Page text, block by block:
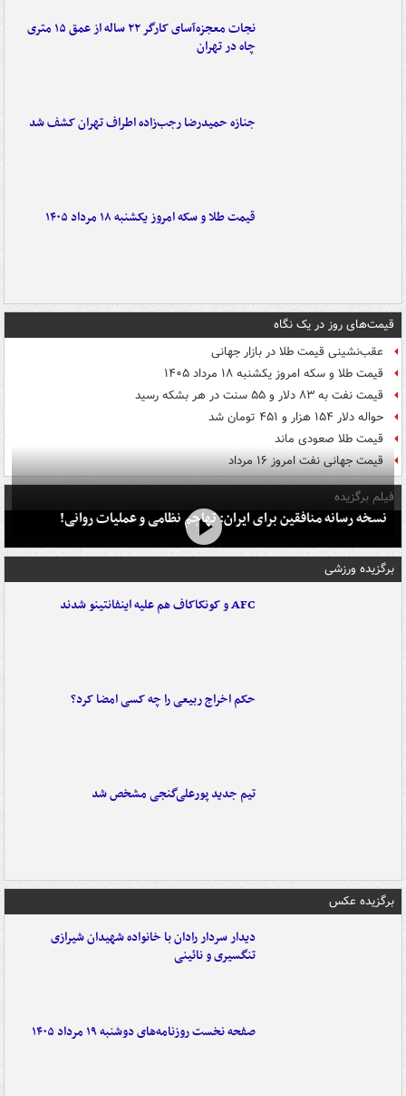
نجات معجزه‌آسای کارگر ۲۲ ساله از عمق ۱۵ متری
چاه در تهران
جنازه حمیدرضا رجب‌زاده اطراف تهران کشف شد
قیمت طلا و سکه امروز یکشنبه ۱۸ مرداد ۱۴۰۵
قیمت‌های روز در یک نگاه
عقب‌نشینی قیمت طلا در بازار جهانی
قیمت طلا و سکه امروز یکشنبه ۱۸ مرداد ۱۴۰۵
قیمت نفت به ۸۳ دلار و ۵۵ سنت در هر بشکه رسید
حواله دلار ۱۵۴ هزار و ۴۵۱ تومان شد
قیمت طلا صعودی ماند
قیمت جهانی نفت امروز ۱۶ مرداد
فیلم برگزیده
نسخه رسانه منافقین برای ایران: تهاجم نظامی و عملیات روانی!
برگزیده ورزشی
AFC و کونکاکاف هم علیه اینفانتینو شدند
حکم اخراج ربیعی را چه کسی امضا کرد؟
تیم جدید پورعلی‌گنجی مشخص شد
برگزیده عکس
دیدار سردار رادان با خانواده‌ شهیدان شیرازی
تنگسیری و نائینی
صفحه نخست روزنامه‌های دوشنبه ۱۹ مرداد ۱۴۰۵